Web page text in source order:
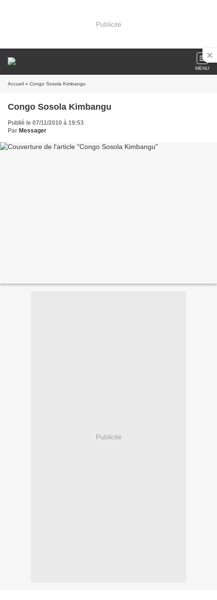
Publicité
MENU
Accueil » Congo Sosola Kimbangu
Congo Sosola Kimbangu
Publié le 07/11/2010 à 19:53
Par Messager
Publicité